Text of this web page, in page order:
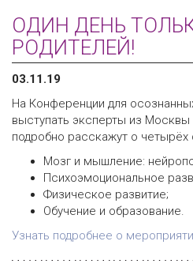
ОДИН ДЕНЬ
РОДИТЕЛЕЙ!
03.11.19
На Конференции для
выступать эксперты из
подробно расскажут о четырёх
Мозг и мышление:
Психоэмоциональное
Физическое развитие;
Обучение и образование.
Узнать подробнее о